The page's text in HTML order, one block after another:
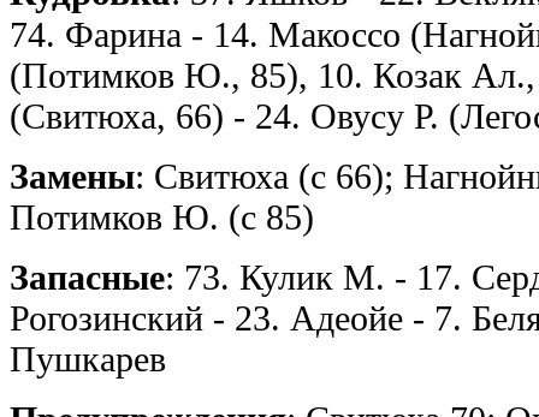
74. Фарина - 14. Макоссо
(Потимков Ю., 85), 10. Козак
(Свитюха, 66) - 24. Овусу Р.
Замены: Свитюха (с 66);
Потимков Ю. (с 85)
Запасные: 73. Кулик М. - 17.
Рогозинский - 23. Адеойе - 7.
Пушкарев